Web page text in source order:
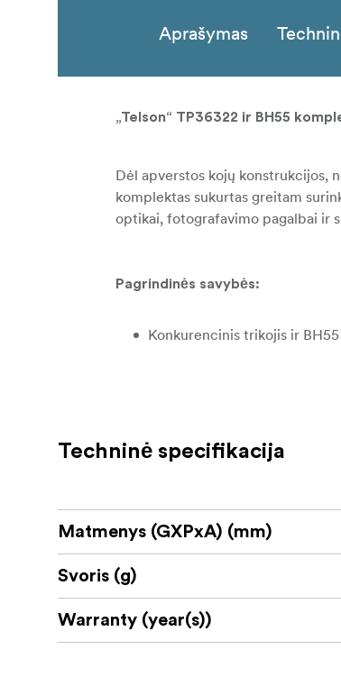
Aprašymas
„Telson“ TP36322 ir BH55
Dėl apverstos kojų konstrukcijos,
komplektas sukurtas greitam
optikai, fotografavimo pagalbai ir
Pagrindinės savybės:
Konkurencinis trikojis ir
Nepriklausomas kojų
CNC apdirbta 6061-T6
3/8 colio tvirtinimo kaištis ir
Minimalus trikojo aukštis: 160
Techninė specifikacija
Matmenys (GXPxA) (mm)
Svoris (g)
Warranty (year(s))